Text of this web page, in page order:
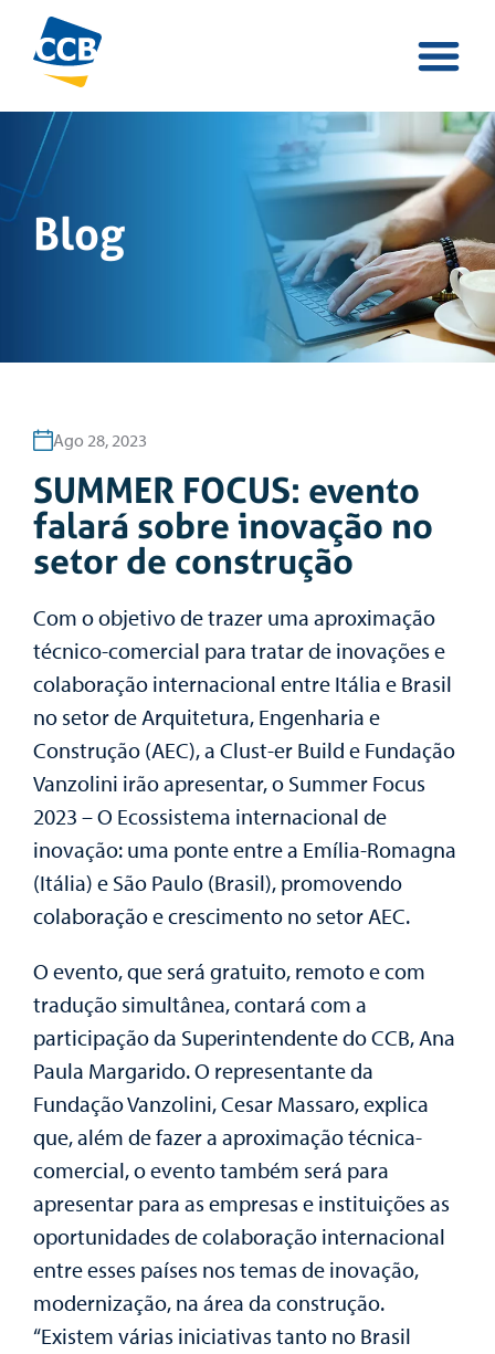
Blog
Ago 28, 2023
SUMMER FOCUS: evento
falará sobre inovação no
setor de construção
Com o objetivo de trazer uma aproximação
técnico-comercial para tratar de inovações e
colaboração internacional entre Itália e Brasil
no setor de Arquitetura, Engenharia e
Construção (AEC), a Clust-er Build e Fundação
Vanzolini irão apresentar, o Summer Focus
2023 – O Ecossistema internacional de
inovação: uma ponte entre a Emília-Romagna
(Itália) e São Paulo (Brasil), promovendo
colaboração e crescimento no setor AEC.
O evento, que será gratuito, remoto e com
tradução simultânea, contará com a
participação da Superintendente do CCB, Ana
Paula Margarido. O representante da
Fundação Vanzolini, Cesar Massaro, explica
que, além de fazer a aproximação técnica-
comercial, o evento também será para
apresentar para as empresas e instituições as
oportunidades de colaboração internacional
entre esses países nos temas de inovação,
modernização, na área da construção.
“Existem várias iniciativas tanto no Brasil